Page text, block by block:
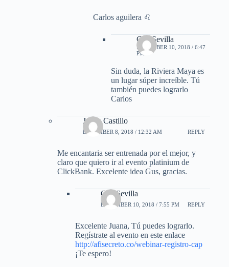
Carlos aguilera ♌
Gus Sevilla
DECEMBER 10, 2018 / 6:47
PM
Sin duda, la Riviera Maya es
un lugar súper increíble. Tú
también puedes lograrlo
Carlos
Juana Castillo
DECEMBER 8, 2018 / 12:32 AM REPLY
Me encantaria ser entrenada por el mejor, y
claro que quiero ir al evento platinium de
ClickBank. Excelente idea Gus, gracias.
Gus Sevilla
DECEMBER 10, 2018 / 7:55 PM REPLY
Excelente Juana, Tú puedes lograrlo.
Regístrate al evento en este enlace
http://afisecreto.co/webinar-registro-cap
¡Te espero!